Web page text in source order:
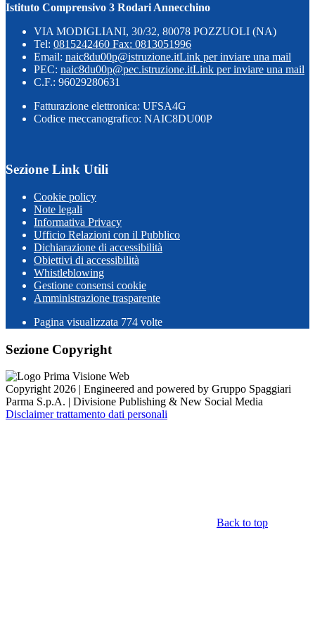
Istituto Comprensivo 3 Rodari Annecchino
VIA MODIGLIANI, 30/32, 80078 POZZUOLI (NA)
Tel: 0815242460 Fax: 0813051996
Email: naic8du00p@istruzione.itLink per inviare una mail
PEC: naic8du00p@pec.istruzione.itLink per inviare una mail
C.F.: 96029280631
Fatturazione elettronica: UFSA4G
Codice meccanografico: NAIC8DU00P
Sezione Link Utili
Cookie policy
Note legali
Informativa Privacy
Ufficio Relazioni con il Pubblico
Dichiarazione di accessibilità
Obiettivi di accessibilità
Whistleblowing
Gestione consensi cookie
Amministrazione trasparente
Pagina visualizzata 774 volte
Sezione Copyright
Copyright 2026 | Engineered and powered by Gruppo Spaggiari
Parma S.p.A. | Divisione Publishing & New Social Media
Disclaimer trattamento dati personali
Back to top